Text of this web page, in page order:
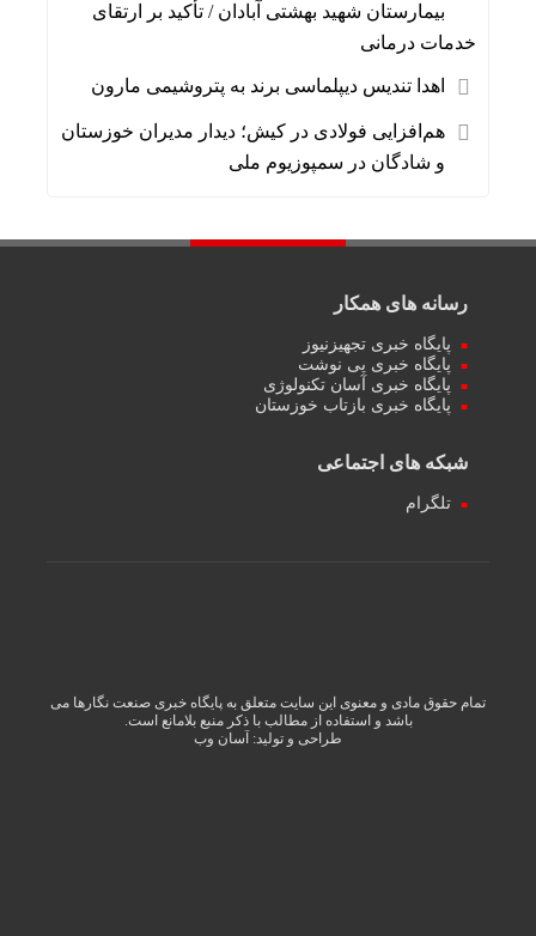
بیمارستان شهید بهشتی آبادان / تأکید بر ارتقای
خدمات درمانی
اهدا تندیس دیپلماسی برند به پتروشیمی مارون
هم‌افزایی فولادی در کیش؛ دیدار مدیران خوزستان
و شادگان در سمپوزیوم ملی
رسانه های همکار
پایگاه خبری تجهیزنیوز
پایگاه خبری پی نوشت
پایگاه خبری آسان تکنولوژی
پایگاه خبری بازتاب خوزستان
شبکه های اجتماعی
تلگرام
تمام حقوق مادی و معنوی این سایت متعلق به پایگاه خبری صنعت نگارها می
باشد و استفاده از مطالب با ذکر منبع بلامانع است.
طراحی و تولید: آسان وب